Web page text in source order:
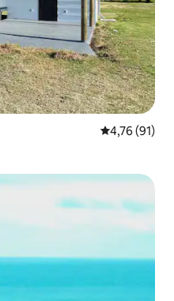
Classificação
4,76 (91)